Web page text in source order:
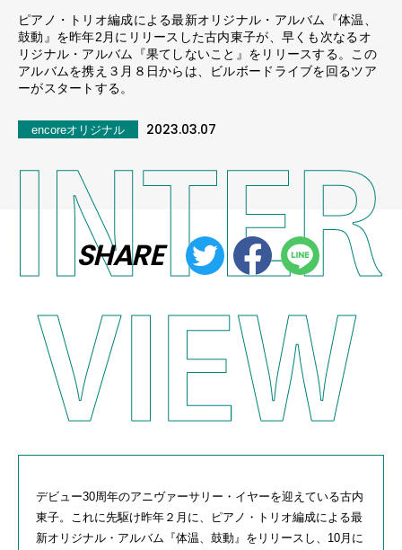
ピアノ・トリオ編成による最新オリジナル・アルバム『体温、
鼓動』を昨年2月にリリースした古内東子が、早くも次なるオ
リジナル・アルバム『果てしないこと』をリリースする。この
アルバムを携え３月８日からは、ビルボードライブを回るツア
ーがスタートする。
encoreオリジナル 2023.03.07
SHARE
デビュー30周年のアニヴァーサリー・イヤーを迎えている古内
東子。これに先駆け昨年２月に、ピアノ・トリオ編成による最
新オリジナル・アルバム『体温、鼓動』をリリースし、 10 月に